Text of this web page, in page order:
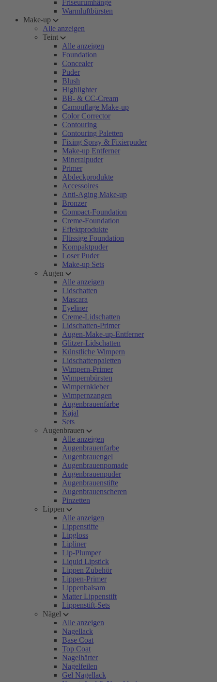
Friseurumhänge
Warmluftbürsten
Make-up
Alle anzeigen
Teint
Alle anzeigen
Foundation
Concealer
Puder
Blush
Highlighter
BB- & CC-Cream
Camouflage Make-up
Color Corrector
Contouring
Contouring Paletten
Fixing Spray & Fixierpuder
Make-up Entferner
Mineralpuder
Primer
Abdeckprodukte
Accessoires
Anti-Aging Make-up
Bronzer
Compact-Foundation
Creme-Foundation
Effektprodukte
Flüssige Foundation
Kompaktpuder
Loser Puder
Make-up Sets
Augen
Alle anzeigen
Lidschatten
Mascara
Eyeliner
Creme-Lidschatten
Lidschatten-Primer
Augen-Make-up-Entferner
Glitzer-Lidschatten
Künstliche Wimpern
Lidschattenpaletten
Wimpern-Primer
Wimpernbürsten
Wimpernkleber
Wimpernzangen
Augenbrauenfarbe
Kajal
Sets
Augenbrauen
Alle anzeigen
Augenbrauenfarbe
Augenbrauengel
Augenbrauenpomade
Augenbrauenpuder
Augenbrauenstifte
Augenbrauenscheren
Pinzetten
Lippen
Alle anzeigen
Lippenstifte
Lipgloss
Lipliner
Lip-Plumper
Liquid Lipstick
Lippen Zubehör
Lippen-Primer
Lippenbalsam
Matter Lippenstift
Lippenstift-Sets
Nägel
Alle anzeigen
Nagellack
Base Coat
Top Coat
Nagelhärter
Nagelfeilen
Gel Nagellack